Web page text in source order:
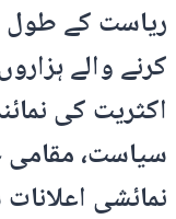
ریاست کے طول
کرنے والے
اکثریت کی
سیاست،
نمائشی